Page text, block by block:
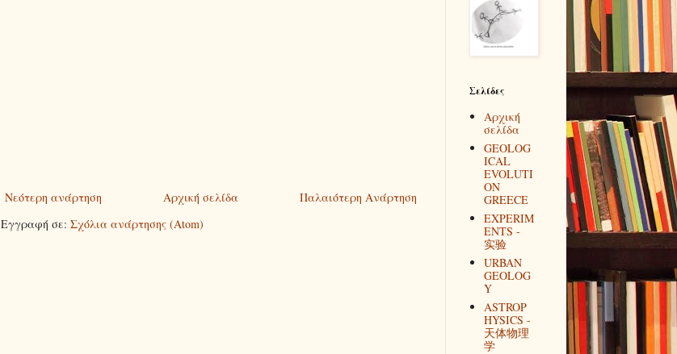
Νεότερη ανάρτηση Παλαιότερη Ανάρτηση
Αρχική σελίδα
Εγγραφή σε: Σχόλια ανάρτησης (Atom)
Σελίδες
Αρχική
σελίδα
GEOLOG
ICAL
EVOLUTI
ON
GREECE
EXPERIM
ENTS -
实验
URBAN
GEOLOG
Y
ASTROP
HYSICS -
天体物理
学